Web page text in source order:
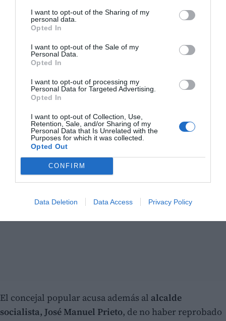
I want to opt-out of the Sharing of my
personal data.
Opted In
I want to opt-out of the Sale of my
Personal Data.
Opted In
I want to opt-out of processing my
Personal Data for Targeted Advertising.
Opted In
I want to opt-out of Collection, Use,
Retention, Sale, and/or Sharing of my
Personal Data that Is Unrelated with the
Purposes for which it was collected.
Opted Out
CONFIRM
Data Deletion Data Access Privacy Policy
El concejal popular acusa además al alcalde
socialista, José Manuel Prieto, de no haber reprobado